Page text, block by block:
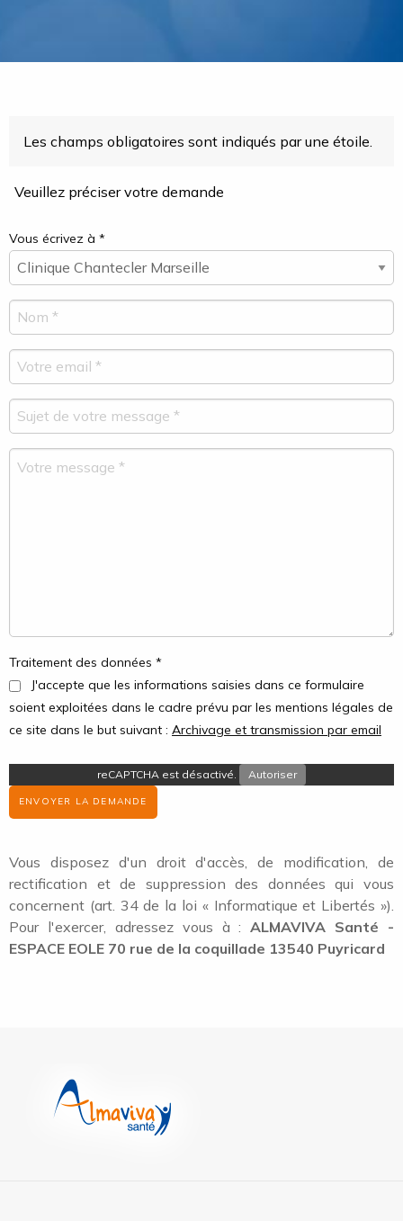
Les champs obligatoires sont indiqués par une étoile.
Veuillez préciser votre demande
Vous écrivez à *
Traitement des données *
J'accepte que les informations saisies dans ce formulaire
soient exploitées dans le cadre prévu par les mentions légales de
ce site dans le but suivant : Archivage et transmission par email
reCAPTCHA est désactivé. Autoriser
ENVOYER LA DEMANDE
Vous disposez d'un droit d'accès, de modification, de
rectification et de suppression des données qui vous
concernent (art. 34 de la loi « Informatique et Libertés »).
Pour l'exercer, adressez vous à :ALMAVIVA Santé -
ESPACE EOLE 70 rue de la coquillade 13540 Puyricard